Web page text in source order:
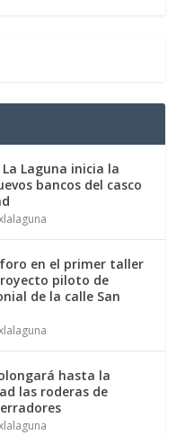
Laguna inicia la
bancos del casco
en el primer taller
piloto de
de la calle San
hasta la
las roderas de